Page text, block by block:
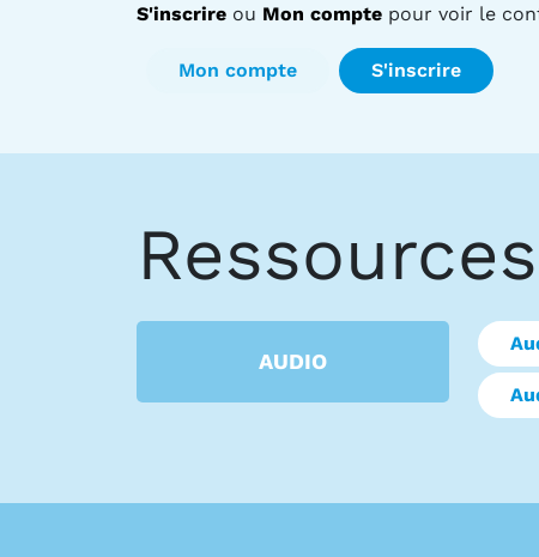
S'inscrire ou Mon compte pour voir le
Mon compte S'inscrire
AUDIO